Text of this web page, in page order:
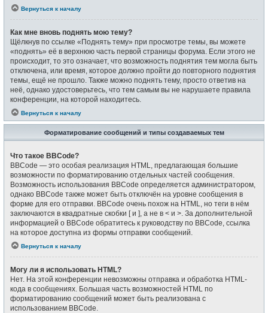
Вернуться к началу
Как мне вновь поднять мою тему?
Щёлкнув по ссылке «Поднять тему» при просмотре темы, вы можете
«поднять» её в верхнюю часть первой страницы форума. Если этого не
происходит, то это означает, что возможность поднятия тем могла быть
отключена, или время, которое должно пройти до повторного поднятия
темы, ещё не прошло. Также можно поднять тему, просто ответив на
неё, однако удостоверьтесь, что тем самым вы не нарушаете правила
конференции, на которой находитесь.
Вернуться к началу
Форматирование сообщений и типы создаваемых тем
Что такое BBCode?
BBCode — это особая реализация HTML, предлагающая большие
возможности по форматированию отдельных частей сообщения.
Возможность использования BBCode определяется администратором,
однако BBCode также может быть отключён на уровне сообщения в
форме для его отправки. BBCode очень похож на HTML, но теги в нём
заключаются в квадратные скобки [ и ], а не в < и >. За дополнительной
информацией о BBCode обратитесь к руководству по BBCode, ссылка
на которое доступна из формы отправки сообщений.
Вернуться к началу
Могу ли я использовать HTML?
Нет. На этой конференции невозможны отправка и обработка HTML-
кода в сообщениях. Большая часть возможностей HTML по
форматированию сообщений может быть реализована с
использованием BBCode.